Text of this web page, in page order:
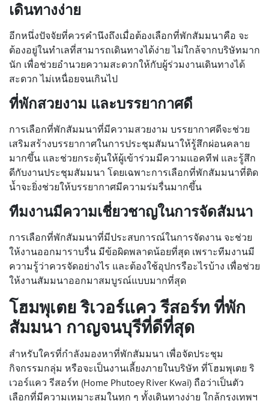
เดินทางง่าย
อีกหนึ่งปัจจัยที่ควรคำนึงถึงเมื่อต้องเลือกที่พักสัมมนาคือ จะ
ต้องอยู่ในทำเลที่สามารถเดินทางได้ง่าย ไม่ใกล้จากบริษัทมาก
นัก เพื่อช่วยอำนวยความสะดวกให้กับผู้ร่วมงานเดินทางได้
สะดวก ไม่เหนื่อยจนเกินไป
ที่พักสวยงาม และบรรยากาศดี
การเลือกที่พักสัมมนาที่มีความสวยงาม บรรยากาศดีจะช่วย
เสริมสร้างบรรยากาศในการประชุมสัมนาให้รู้สึกผ่อนคลาย
มากขึ้น และช่วยกระตุ้นให้ผู้เข้าร่วมมีความแอคทีฟ และรู้สึก
ดีกับงานประชุมสัมมนา โดยเฉพาะการเลือกที่พักสัมมนาที่ติด
น้ำจะยิ่งช่วยให้บรรยากาศมีความร่มรื่นมากขึ้น
ทีมงานมีความเชี่ยวชาญในการจัดสัมนา
การเลือกที่พักสัมมนาที่มีประสบการณ์ในการจัดงาน จะช่วย
ให้งานออกมาราบรื่น มีข้อผิดพลาดน้อยที่สุด เพราะทีมงานมี
ความรู้ว่าควรจัดอย่างไร และต้องใช้อุปกรรือะไรบ้าง เพื่อช่วย
ให้งานสัมมนาออกมาสมบูรณ์แบบมากที่สุด
โฮมพุเตย ริเวอร์แคว รีสอร์ท ที่พัก
สัมมนา กาญจนบุรีที่ดีที่สุด
สำหรับใครที่กำลังมองหาที่พักสัมมนา เพื่อจัดประชุม
กิจกรรมกลุ่ม หรือจะเป็นงานเลี้ยงภายในบริษัท ที่โฮมพุเตย ริ
เวอร์แคว รีสอร์ท (Home Phutoey River Kwai) ถือว่าเป็นตัว
เลือกที่มีความเหมาะสมในทุก ๆ ทั้งเดินทางง่าย ใกล้กรุงเทพฯ